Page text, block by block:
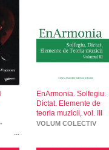
EnArmonia. Solfegiu.
Dictat. Elemente de
teoria muzicii, vol. III
VOLUM COLECTIV